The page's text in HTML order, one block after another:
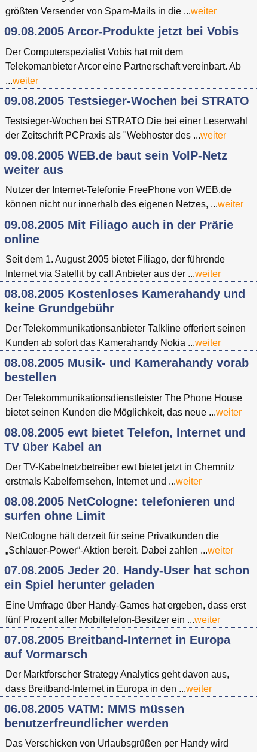
größten Versender von Spam-Mails in die ...weiter
09.08.2005 Arcor-Produkte jetzt bei Vobis
Der Computerspezialist Vobis hat mit dem
Telekomanbieter Arcor eine Partnerschaft vereinbart. Ab
...weiter
09.08.2005 Testsieger-Wochen bei STRATO
Testsieger-Wochen bei STRATO Die bei einer Leserwahl
der Zeitschrift PCPraxis als "Webhoster des ...weiter
09.08.2005 WEB.de baut sein VoIP-Netz
weiter aus
Nutzer der Internet-Telefonie FreePhone von WEB.de
können nicht nur innerhalb des eigenen Netzes, ...weiter
09.08.2005 Mit Filiago auch in der Prärie
online
Seit dem 1. August 2005 bietet Filiago, der führende
Internet via Satellit by call Anbieter aus der ...weiter
08.08.2005 Kostenloses Kamerahandy und
keine Grundgebühr
Der Telekommunikationsanbieter Talkline offeriert seinen
Kunden ab sofort das Kamerahandy Nokia ...weiter
08.08.2005 Musik- und Kamerahandy vorab
bestellen
Der Telekommunikationsdienstleister The Phone House
bietet seinen Kunden die Möglichkeit, das neue ...weiter
08.08.2005 ewt bietet Telefon, Internet und
TV über Kabel an
Der TV-Kabelnetzbetreiber ewt bietet jetzt in Chemnitz
erstmals Kabelfernsehen, Internet und ...weiter
08.08.2005 NetCologne: telefonieren und
surfen ohne Limit
NetCologne hält derzeit für seine Privatkunden die
„Schlauer-Power“-Aktion bereit. Dabei zahlen ...weiter
07.08.2005 Jeder 20. Handy-User hat schon
ein Spiel herunter geladen
Eine Umfrage über Handy-Games hat ergeben, dass erst
fünf Prozent aller Mobiltelefon-Besitzer ein ...weiter
07.08.2005 Breitband-Internet in Europa
auf Vormarsch
Der Marktforscher Strategy Analytics geht davon aus,
dass Breitband-Internet in Europa in den ...weiter
06.08.2005 VATM: MMS müssen
benutzerfreundlicher werden
Das Verschicken von Urlaubsgrüßen per Handy wird